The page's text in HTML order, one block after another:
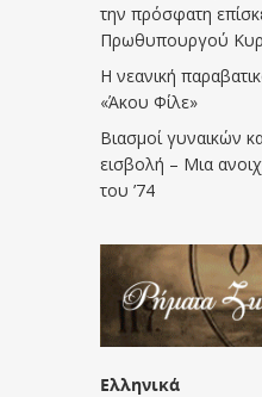
την πρόσφατη
Πρωθυπουργού
Η νεανική
«Άκου Φίλε»
Βιασμοί γυναικών
εισβολή – Μια
του ’74
Ελληνικά